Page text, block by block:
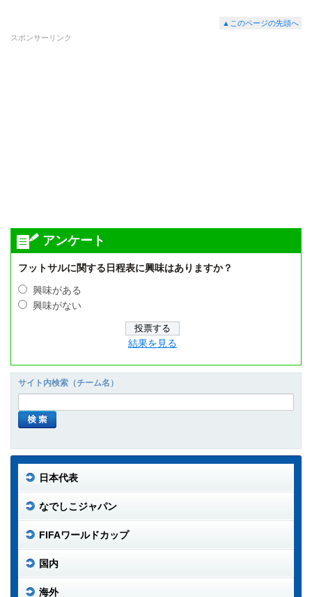
▲このページの先頭へ
スポンサーリンク
アンケート
フットサルに関する日程表に興味はありますか？
興味がある
興味がない
結果を見る
サイト内検索（チーム名）
日本代表
なでしこジャパン
FIFAワールドカップ
国内
海外